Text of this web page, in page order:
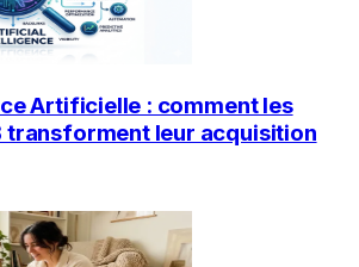
Artificielle : comment les
transforment leur acquisition